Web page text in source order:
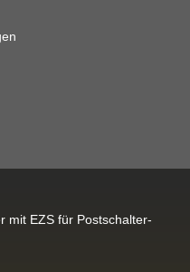
mit EZS für Postschalter-